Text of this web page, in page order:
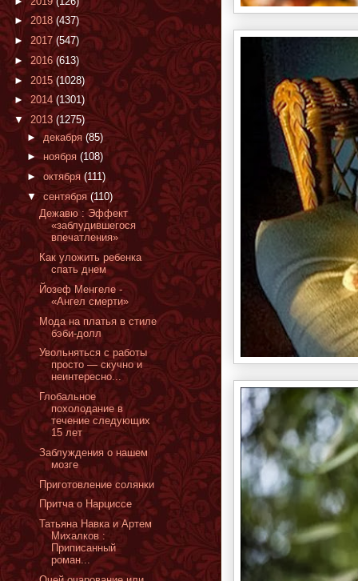
►2018 (437)
► 2017 (547)
► 2016(613)
► 2015 (1028)
►2014 (1301)
▼ 2013 (1275)
►декабря (85)
► ноября (108)
► октября(111)
▼ сентября (110)
Дежавю : Эффект
«заблудившегося
впечатления»
Как уложить ребенка
спать днем
Йозеф Менгеле -
«Ангел смерти»
Мода на платья в стиле
бэби-долл
Увольняться с работы
просто — скучно и
неинтересно...
Глобальное
похолодание в
течение следующих
15 лет
Заблуждения о нашем
мозге
Приготовление солянки
Притча о Нарциссе
Татьяна Навка и Артем
Михалков :
Приписанный
роман...